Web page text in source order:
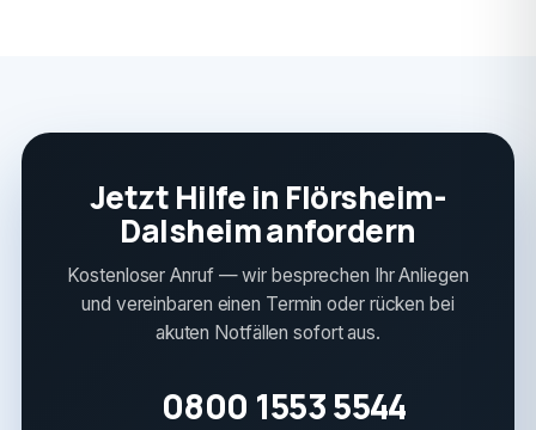
Jetzt Hilfe in Flörsheim-
Dalsheim anfordern
Kostenloser Anruf — wir besprechen Ihr Anliegen
und vereinbaren einen Termin oder rücken bei
akuten Notfällen sofort aus.
0800 1553 5544